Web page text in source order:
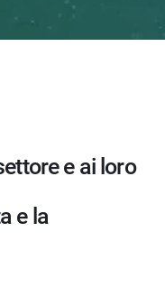
e ai loro
e la